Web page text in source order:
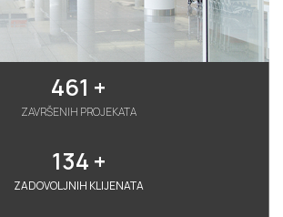
ZAVRŠENIH PROJEKATA
461 +
ZADOVOLJNIH KLIJENATA
134 +